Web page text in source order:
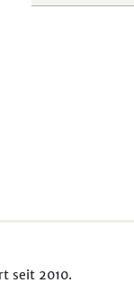
seit 2010.